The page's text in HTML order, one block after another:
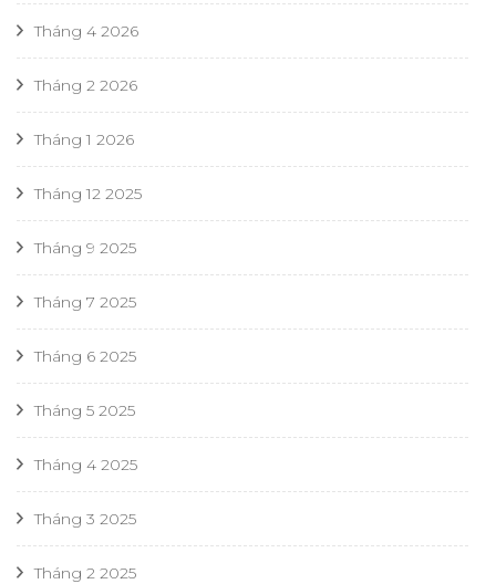
Tháng 4 2026
Tháng 2 2026
Tháng 1 2026
Tháng 12 2025
Tháng 9 2025
Tháng 7 2025
Tháng 6 2025
Tháng 5 2025
Tháng 4 2025
Tháng 3 2025
Tháng 2 2025